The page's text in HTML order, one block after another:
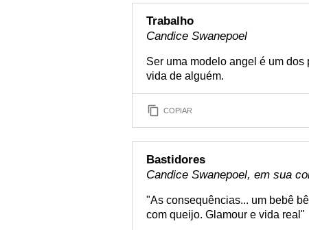
Trabalho
Candice Swanepoel
Ser uma modelo angel é um
vida de alguém.
COPIAR
Bastidores
Candice Swanepoel, em sua
"As consequências... um bebê
com queijo. Glamour e vida real"